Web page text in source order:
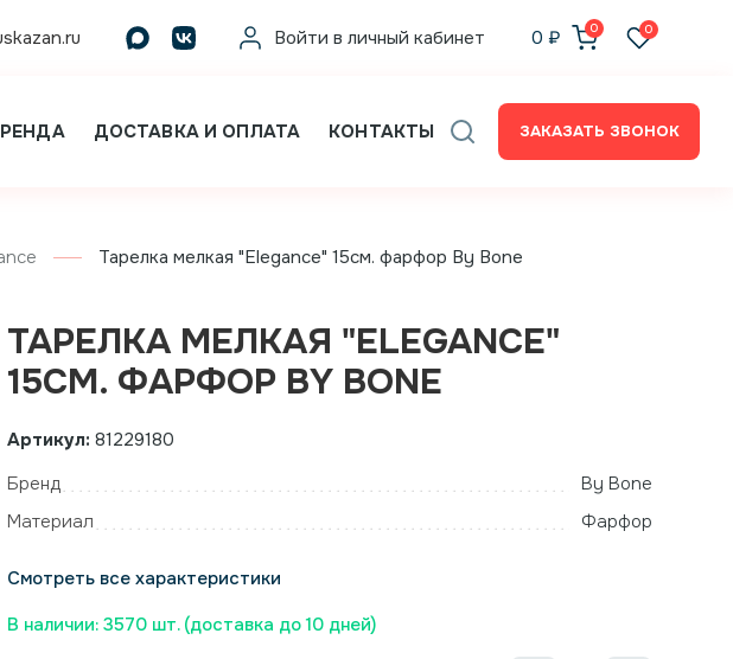
Войти в личный кабинет 0 ₽ 0 0
ДОСТАВКА И ОПЛАТА КОНТАКТЫ ЗАКАЗАТЬ ЗВОНОК
Тарелка мелкая "Elegance" 15см. фарфор By Bone
ТАРЕЛКА МЕЛКАЯ "ELEGANCE"
15СМ. ФАРФОР BY BONE
Артикул: 81229180
Бренд
By Bone
Материал
Фарфор
Смотреть все характеристики
В наличии: 3570 шт. (доставка до 10 дней)